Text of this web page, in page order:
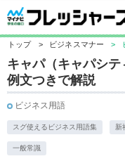
トップ > ビジネスマナー >
キャパ（キャパシ
例文つきで解説
ビジネス用語
スグ使えるビジネス用語集 新
一般常識